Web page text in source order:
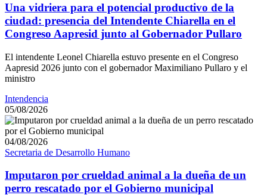
Una vidriera para el potencial productivo de la
ciudad: presencia del Intendente Chiarella en el
Congreso Aapresid junto al Gobernador Pullaro
El intendente Leonel Chiarella estuvo presente en el Congreso
Aapresid 2026 junto con el gobernador Maximiliano Pullaro y el
ministro
Intendencia
05/08/2026
04/08/2026
Secretaria de Desarrollo Humano
Imputaron por crueldad animal a la dueña de un
perro rescatado por el Gobierno municipal